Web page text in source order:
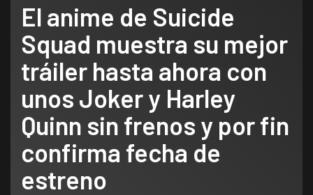
El anime de Suicide
Squad muestra su mejor
tráiler hasta ahora con
unos Joker y Harley
Quinn sin frenos y por fin
confirma fecha de
estreno